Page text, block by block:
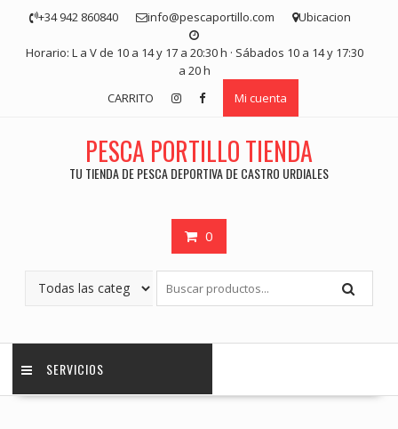
contenido
+34 942 860840 info@pescaportillo.com Ubicacion
Horario: L a V de 10 a 14 y 17 a 20:30 h · Sábados 10 a 14 y 17:30
a 20 h
CARRITO
Mi cuenta
PESCA PORTILLO TIENDA
TU TIENDA DE PESCA DEPORTIVA DE CASTRO URDIALES
0
SERVICIOS